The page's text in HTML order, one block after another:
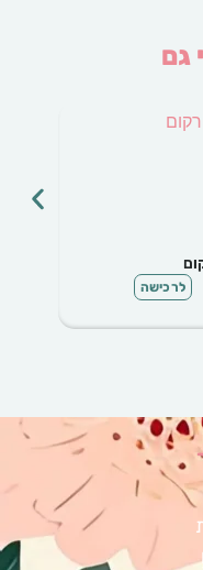
גם
עם הדפסים סטייל